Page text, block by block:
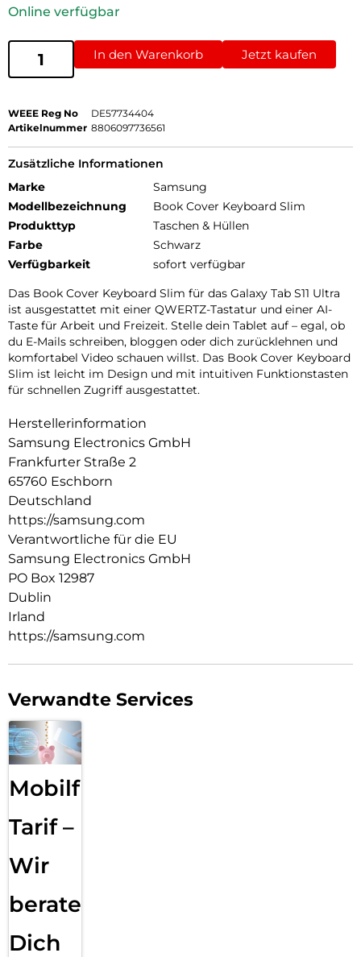
Online verfügbar
In den Warenkorb Jetzt kaufen
WEEE Reg No
DE57734404
Artikelnummer 8806097736561
Zusätzliche Informationen
Marke
Samsung
Modellbezeichnung
Book Cover Keyboard Slim
Produkttyp
Taschen & Hüllen
Farbe
Schwarz
Verfügbarkeit
sofort verfügbar
Das Book Cover Keyboard Slim für das Galaxy Tab S11 Ultra
ist ausgestattet mit einer QWERTZ-Tastatur und einer AI-
Taste für Arbeit und Freizeit. Stelle dein Tablet auf – egal, ob
du E-Mails schreiben, bloggen oder dich zurücklehnen und
komfortabel Video schauen willst. Das Book Cover Keyboard
Slim ist leicht im Design und mit intuitiven Funktionstasten
für schnellen Zugriff ausgestattet.
Herstellerinformation
Samsung Electronics GmbH
Frankfurter Straße 2
65760 Eschborn
Deutschland
https://samsung.com
Verantwortliche für die EU
Samsung Electronics GmbH
PO Box 12987
Dublin
Irland
https://samsung.com
Verwandte Services
Mobilfunk
Tarif –
Wir
beraten
Dich